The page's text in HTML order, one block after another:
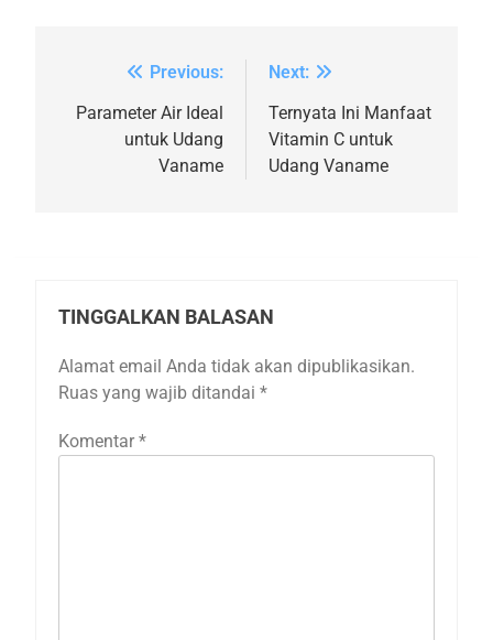
Previous:
Parameter Air Ideal
untuk Udang
Vaname
Next:
Ternyata Ini Manfaat
Vitamin C untuk
Udang Vaname
TINGGALKAN BALASAN
Alamat email Anda tidak akan dipublikasikan.
Ruas yang wajib ditandai *
Komentar *